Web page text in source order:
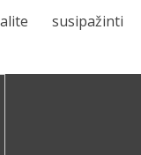
susipažinti